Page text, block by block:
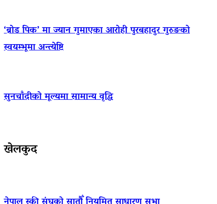
‘ब्रोड पिक’ मा ज्यान गुमाएका आराेही पुरबहादुर गुरुङको
स्वयम्भूमा अन्त्येष्टि
सुनचाँदीको मूल्यमा सामान्य वृद्धि
खेलकुद